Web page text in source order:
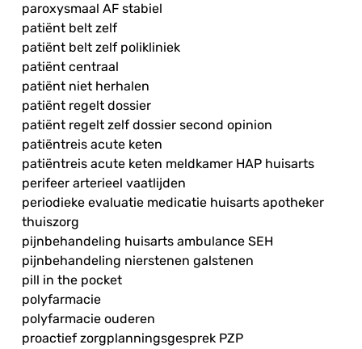
paroxysmaal AF stabiel
patiënt belt zelf
patiënt belt zelf polikliniek
patiënt centraal
patiënt niet herhalen
patiënt regelt dossier
patiënt regelt zelf dossier second opinion
patiëntreis acute keten
patiëntreis acute keten meldkamer HAP huisarts
perifeer arterieel vaatlijden
periodieke evaluatie medicatie huisarts apotheker
thuiszorg
pijnbehandeling huisarts ambulance SEH
pijnbehandeling nierstenen galstenen
pill in the pocket
polyfarmacie
polyfarmacie ouderen
proactief zorgplanningsgesprek PZP